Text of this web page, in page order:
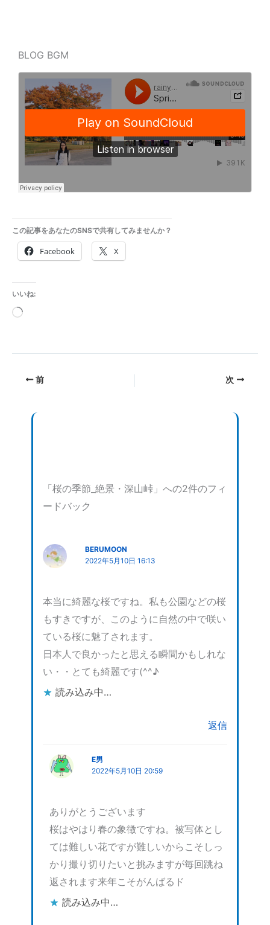
BLOG BGM
この記事をあなたのSNSで共有してみませんか？
Facebook X
いいね:
読
中…前 次
「桜の季節_絶景・深山峠」への2件のフィ
ードバック
BERUMOON
2022年5月10日 16:13
本当に綺麗な桜ですね。私も公園などの桜
もすきですが、このように自然の中で咲い
ている桜に魅了されます。
日本人で良かったと思える瞬間かもしれな
い・・とても綺麗です(^^♪
読み込み中…
返信
E男
2022年5月10日 20:59
ありがとうございます
桜はやはり春の象徴ですね。被写体とし
ては難しい花ですが難しいからこそしっ
かり撮り切りたいと挑みますが毎回跳ね
返されます来年こそがんばるド
読み込み中…